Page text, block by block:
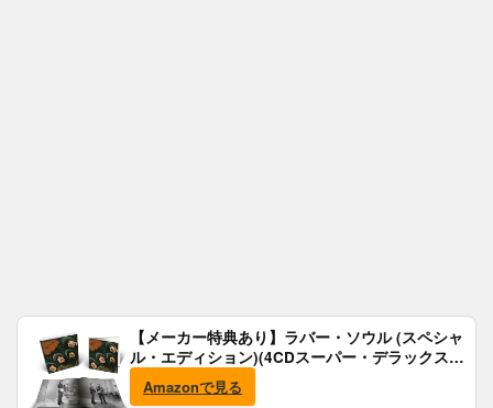
【メーカー特典あり】ラバー・ソウル (スペシャ
ル・エディション)(4CDスーパー・デラックス)
(完全生産限定盤)(SHM-CD)(特典:B2ポスター付)
Amazonで見る